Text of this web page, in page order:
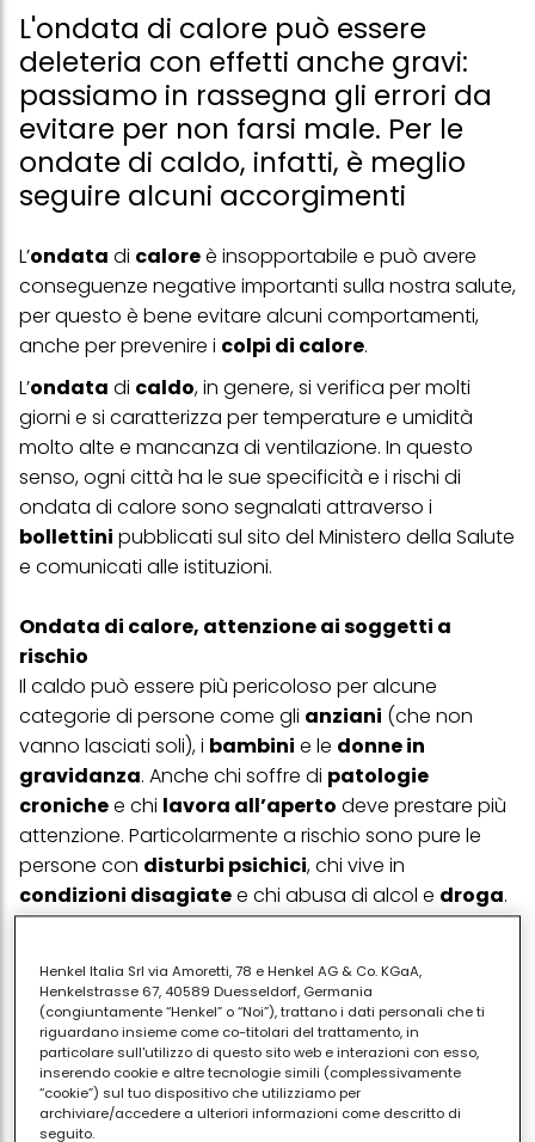
L'ondata di calore può essere
deleteria con effetti anche gravi:
passiamo in rassegna gli errori da
evitare per non farsi male. Per le
ondate di caldo, infatti, è meglio
seguire alcuni accorgimenti
L’ondata di caloreè insopportabile e può avere
conseguenze negative importanti sulla nostra salute,
per questo è bene evitare alcuni comportamenti,
anche per prevenire i colpi di calore.
L’ondata di caldo, in genere, si verifica per molti
giorni e si caratterizza per temperature e umidità
molto alte e mancanza di ventilazione. In questo
senso, ogni città ha le sue specificità e i rischi di
ondata di calore sono segnalati attraverso i
bollettini pubblicati sul sito del Ministero della Salute
e comunicati alle istituzioni.
Ondata di calore, attenzione ai soggetti a
rischio
Il caldo può essere più pericoloso per alcune
categorie di persone come gli anziani (che non
vanno lasciati soli), i bambini e le donne in
gravidanza. Anche chi soffre di patologie
cronichee chi lavora all’aperto deve prestare più
attenzione. Particolarmente a rischio sono pure le
persone con disturbi psichici, chi vive in
condizioni disagiatee chi abusa di alcol e droga.
Nella fotogallery in alto vediamo che cosanon fare
in estate per difendersi dalle ondate di caldo. Si
tratta dinon:
Esagerare con l’aria condizionata
Andare fuori nelle ore più calde
3)Bere poca acqua
Henkel Italia Srl via Amoretti, 78 e Henkel AG & Co. KGaA,
Henkelstrasse 67, 40589 Duesseldorf, Germania
(congiuntamente “Henkel” o “Noi”), trattano i dati personali che ti
riguardano insieme come co-titolari del trattamento, in
particolare sull'utilizzo di questo sito web e interazioni con esso,
inserendo cookie e altre tecnologie simili (complessivamente
“cookie”) sul tuo dispositivo che utilizziamo per
archiviare/accedere a ulteriori informazioni come descritto di
seguito.